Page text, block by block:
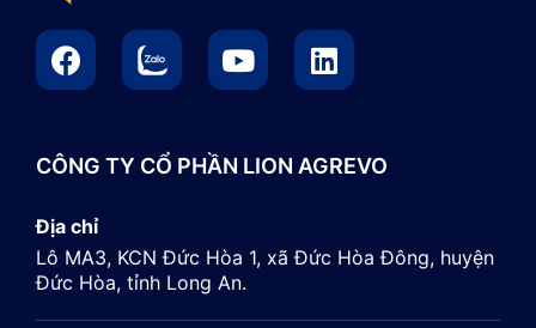
CÔNG TY CỔ PHẦN LION AGREVO
Địa chỉ
Lô MA3, KCN Đức Hòa 1, xã Đức Hòa Đông, huyện
Đức Hòa, tỉnh Long An.